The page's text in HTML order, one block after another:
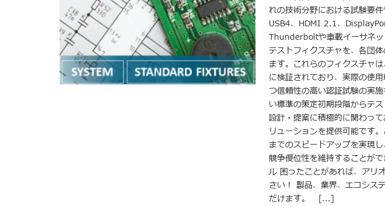
れの技術分野における試験要
USB4、HDMI 2.1、
Thunderboltや車載イーサネッ
テストフィクスチャを、各団
ます。これらのフィクスチャ
に検証されており、実際の使
つ信頼性の高い認証試験の実
い標準の策定初期段階からテ
設計・提案に積極的に関わっ
リューションを提供可能です
までのスピードアップを実現
競争優位性を維持することが
ル 困ったことがあれば、アリ
さい！ 製品、業界、エコシス
だけます。 [...]